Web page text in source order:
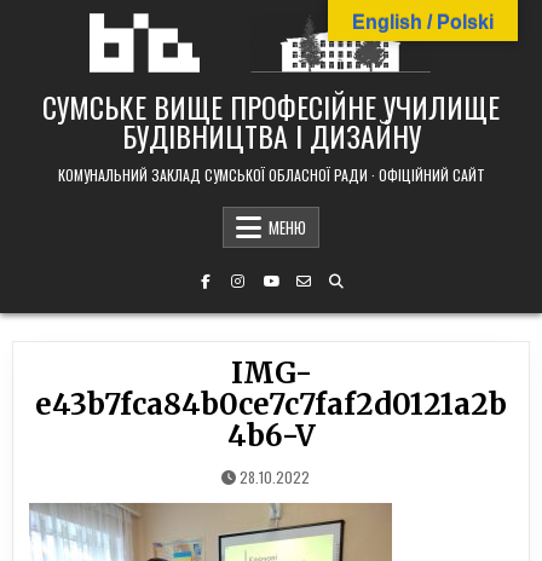
СУМСЬКЕ ВИЩЕ ПРОФЕСІЙНЕ УЧИЛИЩЕ
БУДІВНИЦТВА І ДИЗАЙНУ
КОМУНАЛЬНИЙ ЗАКЛАД СУМСЬКОЇ ОБЛАСНОЇ РАДИ · ОФІЦІЙНИЙ САЙТ
МЕНЮ
IMG-
e43b7fca84b0ce7c7faf2d0121a2b
4b6-V
28.10.2022
English / Polski